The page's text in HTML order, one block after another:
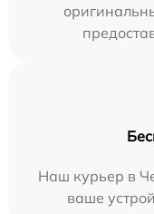
Наш курьер в
ваше